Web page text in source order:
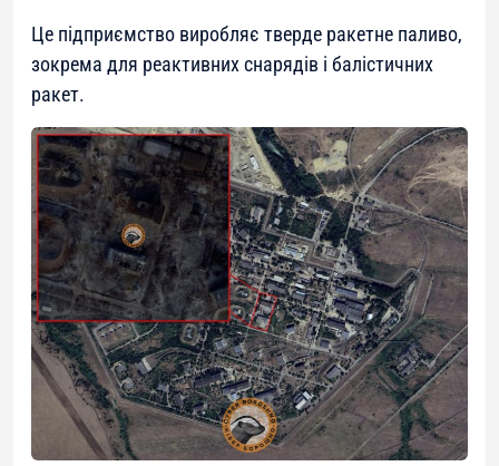
Це підприємство виробляє тверде ракетне паливо,
зокрема для реактивних снарядів і балістичних
ракет.